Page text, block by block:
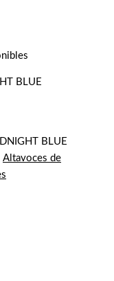
BLUE
BLUE
Altavoces de